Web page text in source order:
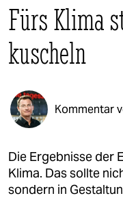
politik
öko
gesellschaft
kultur
sport
berlin
Fürs Klima
kuscheln
Kommentar
Die Ergebnisse der
Klima. Das sollte
sondern in